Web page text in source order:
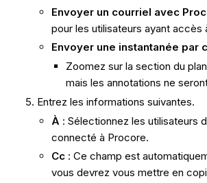
Envoyer un courriel avec
pour les utilisateurs ayant accès
Envoyer une instantanée par
Zoomez sur la section du
mais les annotations ne
Entrez les informations suivantes.
À : Sélectionnez les utilisateurs
connecté à Procore.
Cc : Ce champ est
vous devrez vous mettre en